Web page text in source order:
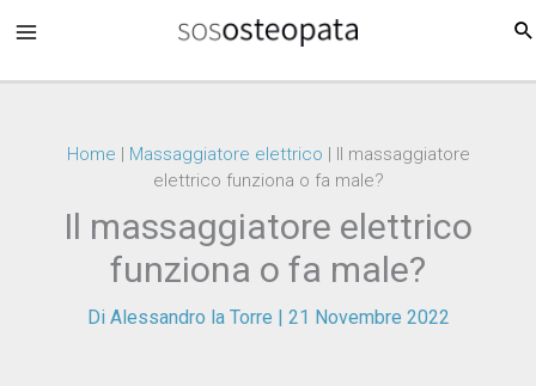
Home | Massaggiatore elettrico | Il massaggiatore
elettrico funziona o fa male?
Il massaggiatore elettrico
funziona o fa male?
Di Alessandro la Torre | 21 Novembre 2022